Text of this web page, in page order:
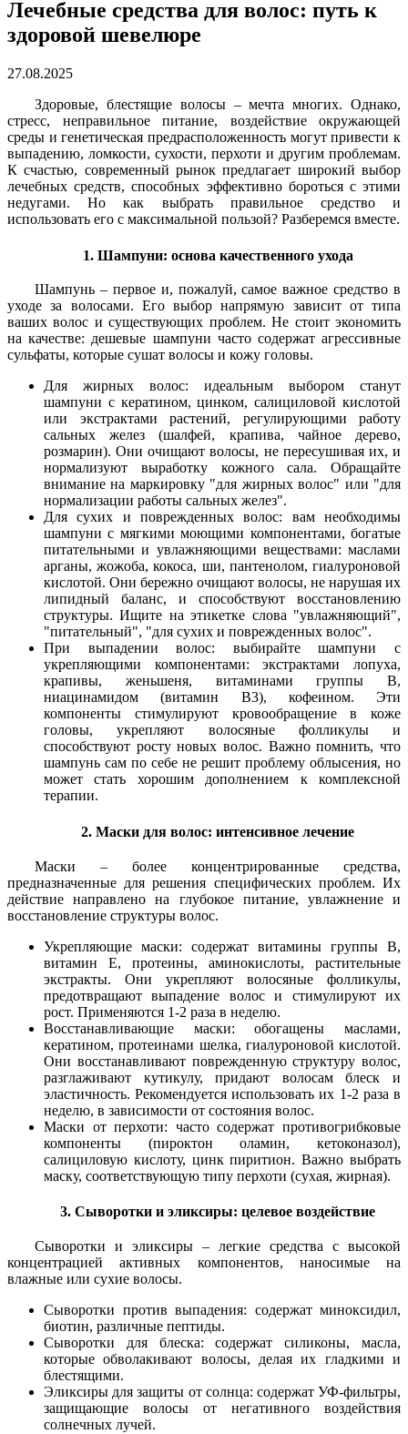
Лечебные средства для волос: путь к
здоровой шевелюре
27.08.2025
Здоровые, блестящие волосы – мечта многих. Однако,
стресс, неправильное питание, воздействие окружающей
среды и генетическая предрасположенность могут привести к
выпадению, ломкости, сухости, перхоти и другим проблемам.
К счастью, современный рынок предлагает широкий выбор
лечебных средств, способных эффективно бороться с этими
недугами. Но как выбрать правильное средство и
использовать его с максимальной пользой? Разберемся вместе.
1. Шампуни: основа качественного ухода
Шампунь – первое и, пожалуй, самое важное средство в
уходе за волосами. Его выбор напрямую зависит от типа
ваших волос и существующих проблем. Не стоит экономить
на качестве: дешевые шампуни часто содержат агрессивные
сульфаты, которые сушат волосы и кожу головы.
Для жирных волос: идеальным выбором станут
шампуни с кератином, цинком, салициловой кислотой
или экстрактами растений, регулирующими работу
сальных желез (шалфей, крапива, чайное дерево,
розмарин). Они очищают волосы, не пересушивая их, и
нормализуют выработку кожного сала. Обращайте
внимание на маркировку "для жирных волос" или "для
нормализации работы сальных желез".
Для сухих и поврежденных волос: вам необходимы
шампуни с мягкими моющими компонентами, богатые
питательными и увлажняющими веществами: маслами
арганы, жожоба, кокоса, ши, пантенолом, гиалуроновой
кислотой. Они бережно очищают волосы, не нарушая их
липидный баланс, и способствуют восстановлению
структуры. Ищите на этикетке слова "увлажняющий",
"питательный", "для сухих и поврежденных волос".
При выпадении волос: выбирайте шампуни с
укрепляющими компонентами: экстрактами лопуха,
крапивы, женьшеня, витаминами группы B,
ниацинамидом (витамин B3), кофеином. Эти
компоненты стимулируют кровообращение в коже
головы, укрепляют волосяные фолликулы и
способствуют росту новых волос. Важно помнить, что
шампунь сам по себе не решит проблему облысения, но
может стать хорошим дополнением к комплексной
терапии.
2. Маски для волос: интенсивное лечение
Маски – более концентрированные средства,
предназначенные для решения специфических проблем. Их
действие направлено на глубокое питание, увлажнение и
восстановление структуры волос.
Укрепляющие маски: содержат витамины группы B,
витамин E, протеины, аминокислоты, растительные
экстракты. Они укрепляют волосяные фолликулы,
предотвращают выпадение волос и стимулируют их
рост. Применяются 1-2 раза в неделю.
Восстанавливающие маски: обогащены маслами,
кератином, протеинами шелка, гиалуроновой кислотой.
Они восстанавливают поврежденную структуру волос,
разглаживают кутикулу, придают волосам блеск и
эластичность. Рекомендуется использовать их 1-2 раза в
неделю, в зависимости от состояния волос.
Маски от перхоти: часто содержат противогрибковые
компоненты (пироктон оламин, кетоконазол),
салициловую кислоту, цинк пиритион. Важно выбрать
маску, соответствующую типу перхоти (сухая, жирная).
3. Сыворотки и эликсиры: целевое воздействие
Сыворотки и эликсиры – легкие средства с высокой
концентрацией активных компонентов, наносимые на
влажные или сухие волосы.
Сыворотки против выпадения: содержат миноксидил,
биотин, различные пептиды.
Сыворотки для блеска: содержат силиконы, масла,
которые обволакивают волосы, делая их гладкими и
блестящими.
Эликсиры для защиты от солнца: содержат УФ-фильтры,
защищающие волосы от негативного воздействия
солнечных лучей.